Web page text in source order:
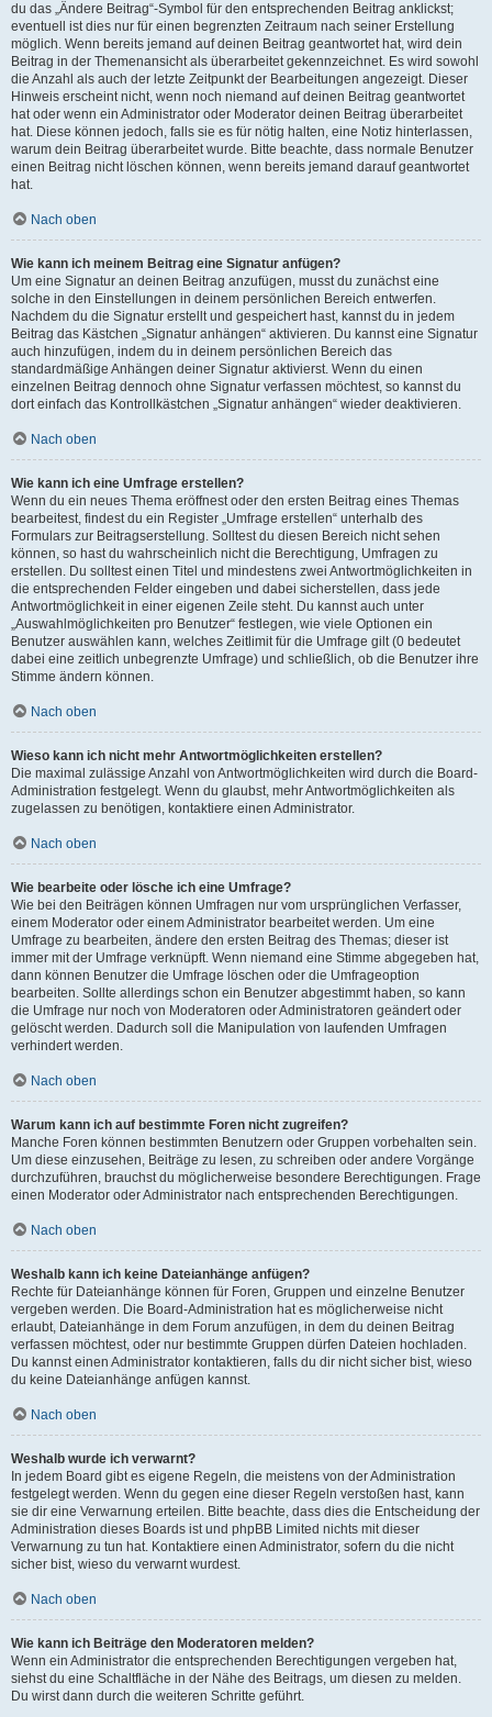
du das „Ändere Beitrag“-Symbol für den entsprechenden Beitrag anklickst;
eventuell ist dies nur für einen begrenzten Zeitraum nach seiner Erstellung
möglich. Wenn bereits jemand auf deinen Beitrag geantwortet hat, wird dein
Beitrag in der Themenansicht als überarbeitet gekennzeichnet. Es wird sowohl
die Anzahl als auch der letzte Zeitpunkt der Bearbeitungen angezeigt. Dieser
Hinweis erscheint nicht, wenn noch niemand auf deinen Beitrag geantwortet
hat oder wenn ein Administrator oder Moderator deinen Beitrag überarbeitet
hat. Diese können jedoch, falls sie es für nötig halten, eine Notiz hinterlassen,
warum dein Beitrag überarbeitet wurde. Bitte beachte, dass normale Benutzer
einen Beitrag nicht löschen können, wenn bereits jemand darauf geantwortet
hat.
Nach oben
Wie kann ich meinem Beitrag eine Signatur anfügen?
Um eine Signatur an deinen Beitrag anzufügen, musst du zunächst eine
solche in den Einstellungen in deinem persönlichen Bereich entwerfen.
Nachdem du die Signatur erstellt und gespeichert hast, kannst du in jedem
Beitrag das Kästchen „Signatur anhängen“ aktivieren. Du kannst eine Signatur
auch hinzufügen, indem du in deinem persönlichen Bereich das
standardmäßige Anhängen deiner Signatur aktivierst. Wenn du einen
einzelnen Beitrag dennoch ohne Signatur verfassen möchtest, so kannst du
dort einfach das Kontrollkästchen „Signatur anhängen“ wieder deaktivieren.
Nach oben
Wie kann ich eine Umfrage erstellen?
Wenn du ein neues Thema eröffnest oder den ersten Beitrag eines Themas
bearbeitest, findest du ein Register „Umfrage erstellen“ unterhalb des
Formulars zur Beitragserstellung. Solltest du diesen Bereich nicht sehen
können, so hast du wahrscheinlich nicht die Berechtigung, Umfragen zu
erstellen. Du solltest einen Titel und mindestens zwei Antwortmöglichkeiten in
die entsprechenden Felder eingeben und dabei sicherstellen, dass jede
Antwortmöglichkeit in einer eigenen Zeile steht. Du kannst auch unter
„Auswahlmöglichkeiten pro Benutzer“ festlegen, wie viele Optionen ein
Benutzer auswählen kann, welches Zeitlimit für die Umfrage gilt (0 bedeutet
dabei eine zeitlich unbegrenzte Umfrage) und schließlich, ob die Benutzer ihre
Stimme ändern können.
Nach oben
Wieso kann ich nicht mehr Antwortmöglichkeiten erstellen?
Die maximal zulässige Anzahl von Antwortmöglichkeiten wird durch die Board-
Administration festgelegt. Wenn du glaubst, mehr Antwortmöglichkeiten als
zugelassen zu benötigen, kontaktiere einen Administrator.
Nach oben
Wie bearbeite oder lösche ich eine Umfrage?
Wie bei den Beiträgen können Umfragen nur vom ursprünglichen Verfasser,
einem Moderator oder einem Administrator bearbeitet werden. Um eine
Umfrage zu bearbeiten, ändere den ersten Beitrag des Themas; dieser ist
immer mit der Umfrage verknüpft. Wenn niemand eine Stimme abgegeben hat,
dann können Benutzer die Umfrage löschen oder die Umfrageoption
bearbeiten. Sollte allerdings schon ein Benutzer abgestimmt haben, so kann
die Umfrage nur noch von Moderatoren oder Administratoren geändert oder
gelöscht werden. Dadurch soll die Manipulation von laufenden Umfragen
verhindert werden.
Nach oben
Warum kann ich auf bestimmte Foren nicht zugreifen?
Manche Foren können bestimmten Benutzern oder Gruppen vorbehalten sein.
Um diese einzusehen, Beiträge zu lesen, zu schreiben oder andere Vorgänge
durchzuführen, brauchst du möglicherweise besondere Berechtigungen. Frage
einen Moderator oder Administrator nach entsprechenden Berechtigungen.
Nach oben
Weshalb kann ich keine Dateianhänge anfügen?
Rechte für Dateianhänge können für Foren, Gruppen und einzelne Benutzer
vergeben werden. Die Board-Administration hat es möglicherweise nicht
erlaubt, Dateianhänge in dem Forum anzufügen, in dem du deinen Beitrag
verfassen möchtest, oder nur bestimmte Gruppen dürfen Dateien hochladen.
Du kannst einen Administrator kontaktieren, falls du dir nicht sicher bist, wieso
du keine Dateianhänge anfügen kannst.
Nach oben
Weshalb wurde ich verwarnt?
In jedem Board gibt es eigene Regeln, die meistens von der Administration
festgelegt werden. Wenn du gegen eine dieser Regeln verstoßen hast, kann
sie dir eine Verwarnung erteilen. Bitte beachte, dass dies die Entscheidung der
Administration dieses Boards ist und phpBB Limited nichts mit dieser
Verwarnung zu tun hat. Kontaktiere einen Administrator, sofern du die nicht
sicher bist, wieso du verwarnt wurdest.
Nach oben
Wie kann ich Beiträge den Moderatoren melden?
Wenn ein Administrator die entsprechenden Berechtigungen vergeben hat,
siehst du eine Schaltfläche in der Nähe des Beitrags, um diesen zu melden.
Du wirst dann durch die weiteren Schritte geführt.